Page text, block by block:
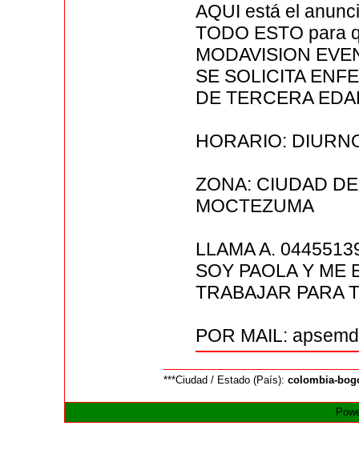
AQUI está el
TODO ESTO para
MODAVISION
SE SOLICITA
DE TERCERA
HORARIO:
ZONA: CIUDAD
MOCTEZUMA
LLAMA A.
SOY PAOLA Y ME
TRABAJAR PARA
POR MAIL:
***Ciudad / Estado (País):colombia-